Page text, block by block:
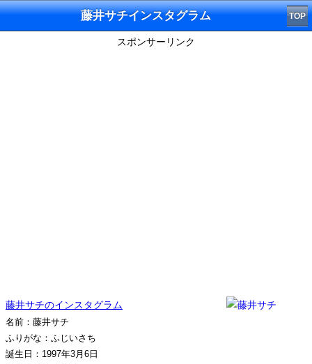
藤井サチインスタグラム TOP
スポンサーリンク
藤井サチのインスタグラム
名前：藤井サチ
ふりがな：ふじいさち
誕生日：1997年3月6日